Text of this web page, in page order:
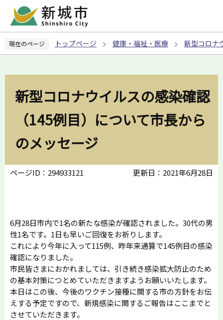
ペ
の
現在のページ トップページ 健康・福祉・医療 新型コロナ
新型コロナウイルスの感染確認
（145例目）について市長から
のメッセージ
ページID：294933121 更新日：2021年6月28日
6月28日市内で1名の新たな感染が確認されました。30代の男
性1名です。1日も早いご回復をお祈りします。
これにより今年に入って115例、昨年来通算で145例目の感染
確認になりました。
市民皆さまにおかれましては、引き続き感染拡大防止のため
の基本対策につとめていただきますようお願いいたします。
本日はこの後、今後のワクチン接種に関する市の方針をお伝
えする予定ですので、新規感染に関するご報告はここまでと
させていただきます。